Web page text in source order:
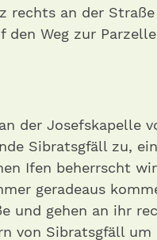
rechts an der
Weg zur
der Josefskapelle
Sibratsgfäll zu,
Ifen beherrscht
geradeaus
und gehen an ihr
von Sibratsgfäll um